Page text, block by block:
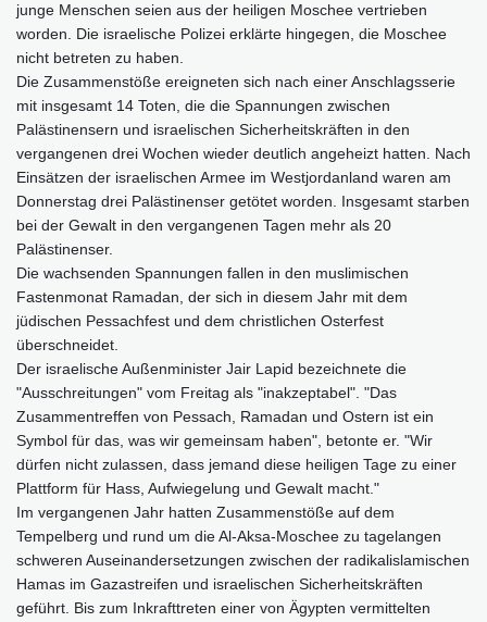
junge Menschen seien aus der heiligen Moschee vertrieben
worden. Die israelische Polizei erklärte hingegen, die Moschee
nicht betreten zu haben.
Die Zusammenstöße ereigneten sich nach einer Anschlagsserie
mit insgesamt 14 Toten, die die Spannungen zwischen
Palästinensern und israelischen Sicherheitskräften in den
vergangenen drei Wochen wieder deutlich angeheizt hatten. Nach
Einsätzen der israelischen Armee im Westjordanland waren am
Donnerstag drei Palästinenser getötet worden. Insgesamt starben
bei der Gewalt in den vergangenen Tagen mehr als 20
Palästinenser.
Die wachsenden Spannungen fallen in den muslimischen
Fastenmonat Ramadan, der sich in diesem Jahr mit dem
jüdischen Pessachfest und dem christlichen Osterfest
überschneidet.
Der israelische Außenminister Jair Lapid bezeichnete die
"Ausschreitungen" vom Freitag als "inakzeptabel". "Das
Zusammentreffen von Pessach, Ramadan und Ostern ist ein
Symbol für das, was wir gemeinsam haben", betonte er. "Wir
dürfen nicht zulassen, dass jemand diese heiligen Tage zu einer
Plattform für Hass, Aufwiegelung und Gewalt macht."
Im vergangenen Jahr hatten Zusammenstöße auf dem
Tempelberg und rund um die Al-Aksa-Moschee zu tagelangen
schweren Auseinandersetzungen zwischen der radikalislamischen
Hamas im Gazastreifen und israelischen Sicherheitskräften
geführt. Bis zum Inkrafttreten einer von Ägypten vermittelten